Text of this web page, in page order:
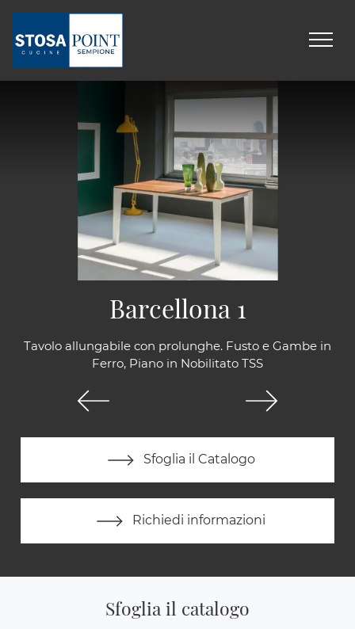
Tavolo allungabile con prolunghe. Fusto e Gambe in
Ferro, Piano in Nobilitato TSS
Sfoglia il Catalogo
Richiedi informazioni
Barcellona 1
Sfoglia il catalogo